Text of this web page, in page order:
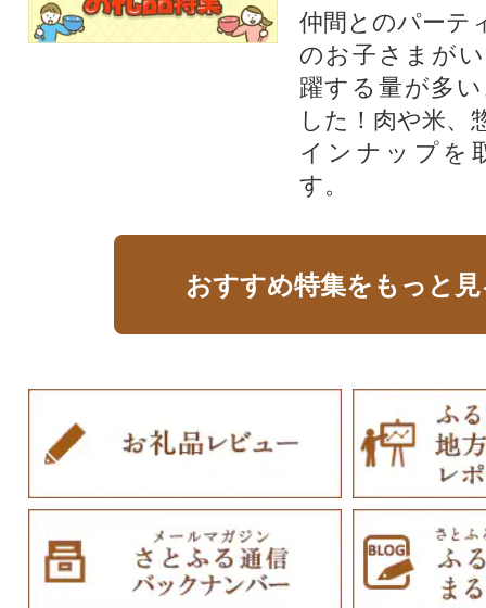
仲間とのパーテ
のお子さまが
躍する量が多
した！肉や米、
インナップを
す。
おすすめ特集をもっと